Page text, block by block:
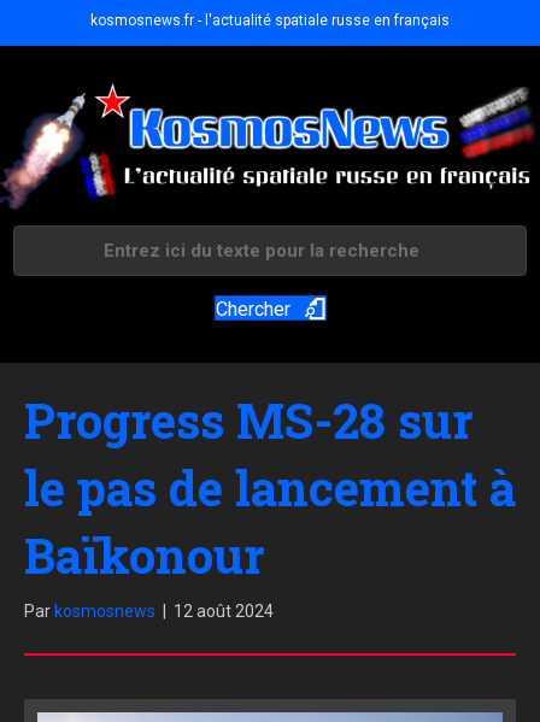
kosmosnews.fr - l'actualité spatiale russe en français
Chercher
Progress MS-28 sur
le pas de lancement à
Baïkonour
Par kosmosnews 12 août 2024